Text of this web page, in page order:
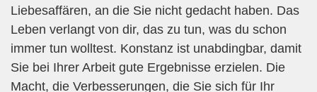
Liebesaffären, an die Sie nicht gedacht haben. Das
Leben verlangt von dir, das zu tun, was du schon
immer tun wolltest. Konstanz ist unabdingbar, damit
Sie bei Ihrer Arbeit gute Ergebnisse erzielen. Die
Macht, die Verbesserungen, die Sie sich für Ihr